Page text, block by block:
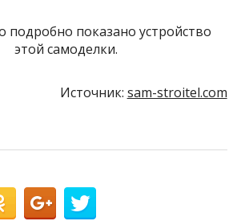
подробно показано устройство
этой самоделки.
Источник: sam-stroitel.com